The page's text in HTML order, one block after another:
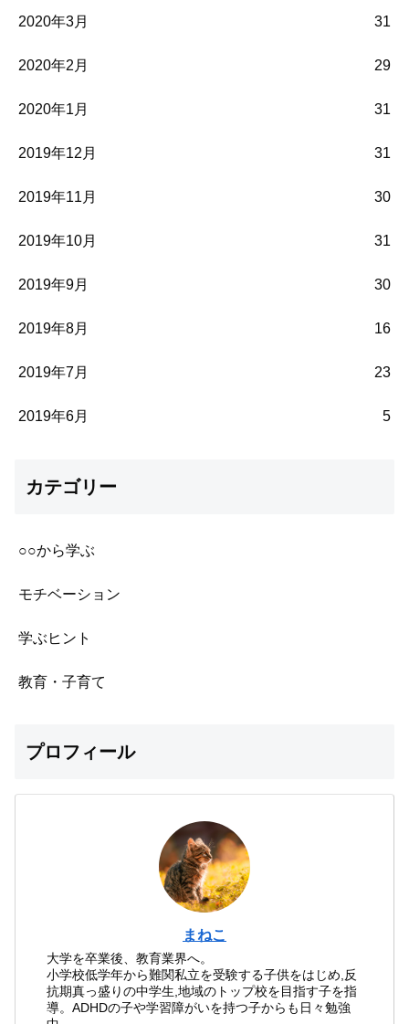
2020年3月 31
2020年2月 29
2020年1月 31
2019年12月 31
2019年11月 30
2019年10月 31
2019年9月 30
2019年8月 16
2019年7月 23
2019年6月 5
カテゴリー
○○から学ぶ
モチベーション
学ぶヒント
教育・子育て
プロフィール
まねこ
大学を卒業後、教育業界へ。
小学校低学年から難関私立を受験する子供をはじめ,反
抗期真っ盛りの中学生,地域のトップ校を目指す子を指
導。ADHDの子や学習障がいを持つ子からも日々勉強